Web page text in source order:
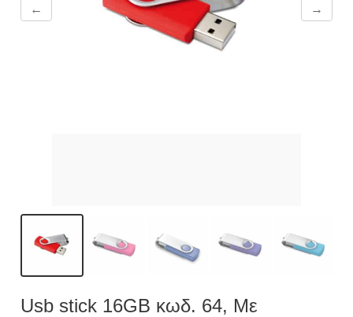
← →
Usb stick 16GB κωδ. 64, Με